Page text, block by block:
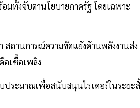
มทั้งจับตานโยบายภาครัฐ โดยเฉพาะ
ถานการณ์ความขัดแย้งด้านพลังงานส่ง
อเชื้อเพลิง
ประมาณเพื่อสนับสนุนไรเดอร์ในระยะ